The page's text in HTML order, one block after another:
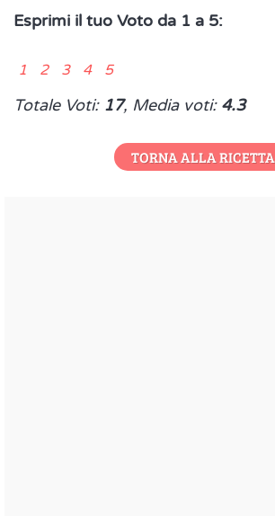
Esprimi il tuo Voto da 1 a 5:
1 2 3 4 5
Totale Voti: 17, Media voti: 4.3
TORNA ALLA RICETTA